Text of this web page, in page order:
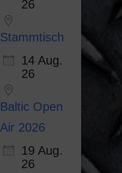
26
Stammtisch
14 Aug.
26
Baltic Open
Air 2026
19 Aug.
26